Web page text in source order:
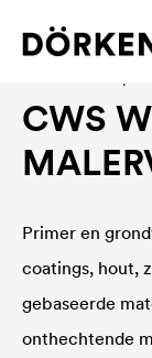
CWS
Primer en
coatings, hout,
gebaseerde
onthechtende